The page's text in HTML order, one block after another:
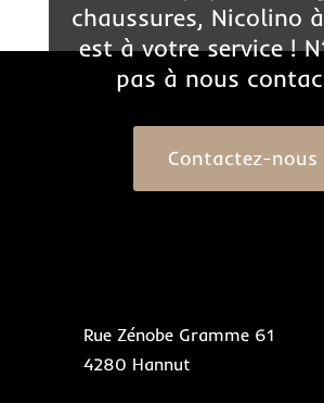
chaussures, Nicolino
est à votre service !
pas à nous
Contactez-nous
Rue Zénobe Gramme 61
4280 Hannut